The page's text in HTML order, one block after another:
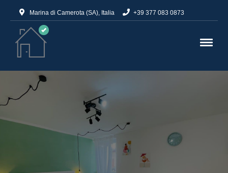
Marina di Camerota (SA), Italia +39 377 083 0873